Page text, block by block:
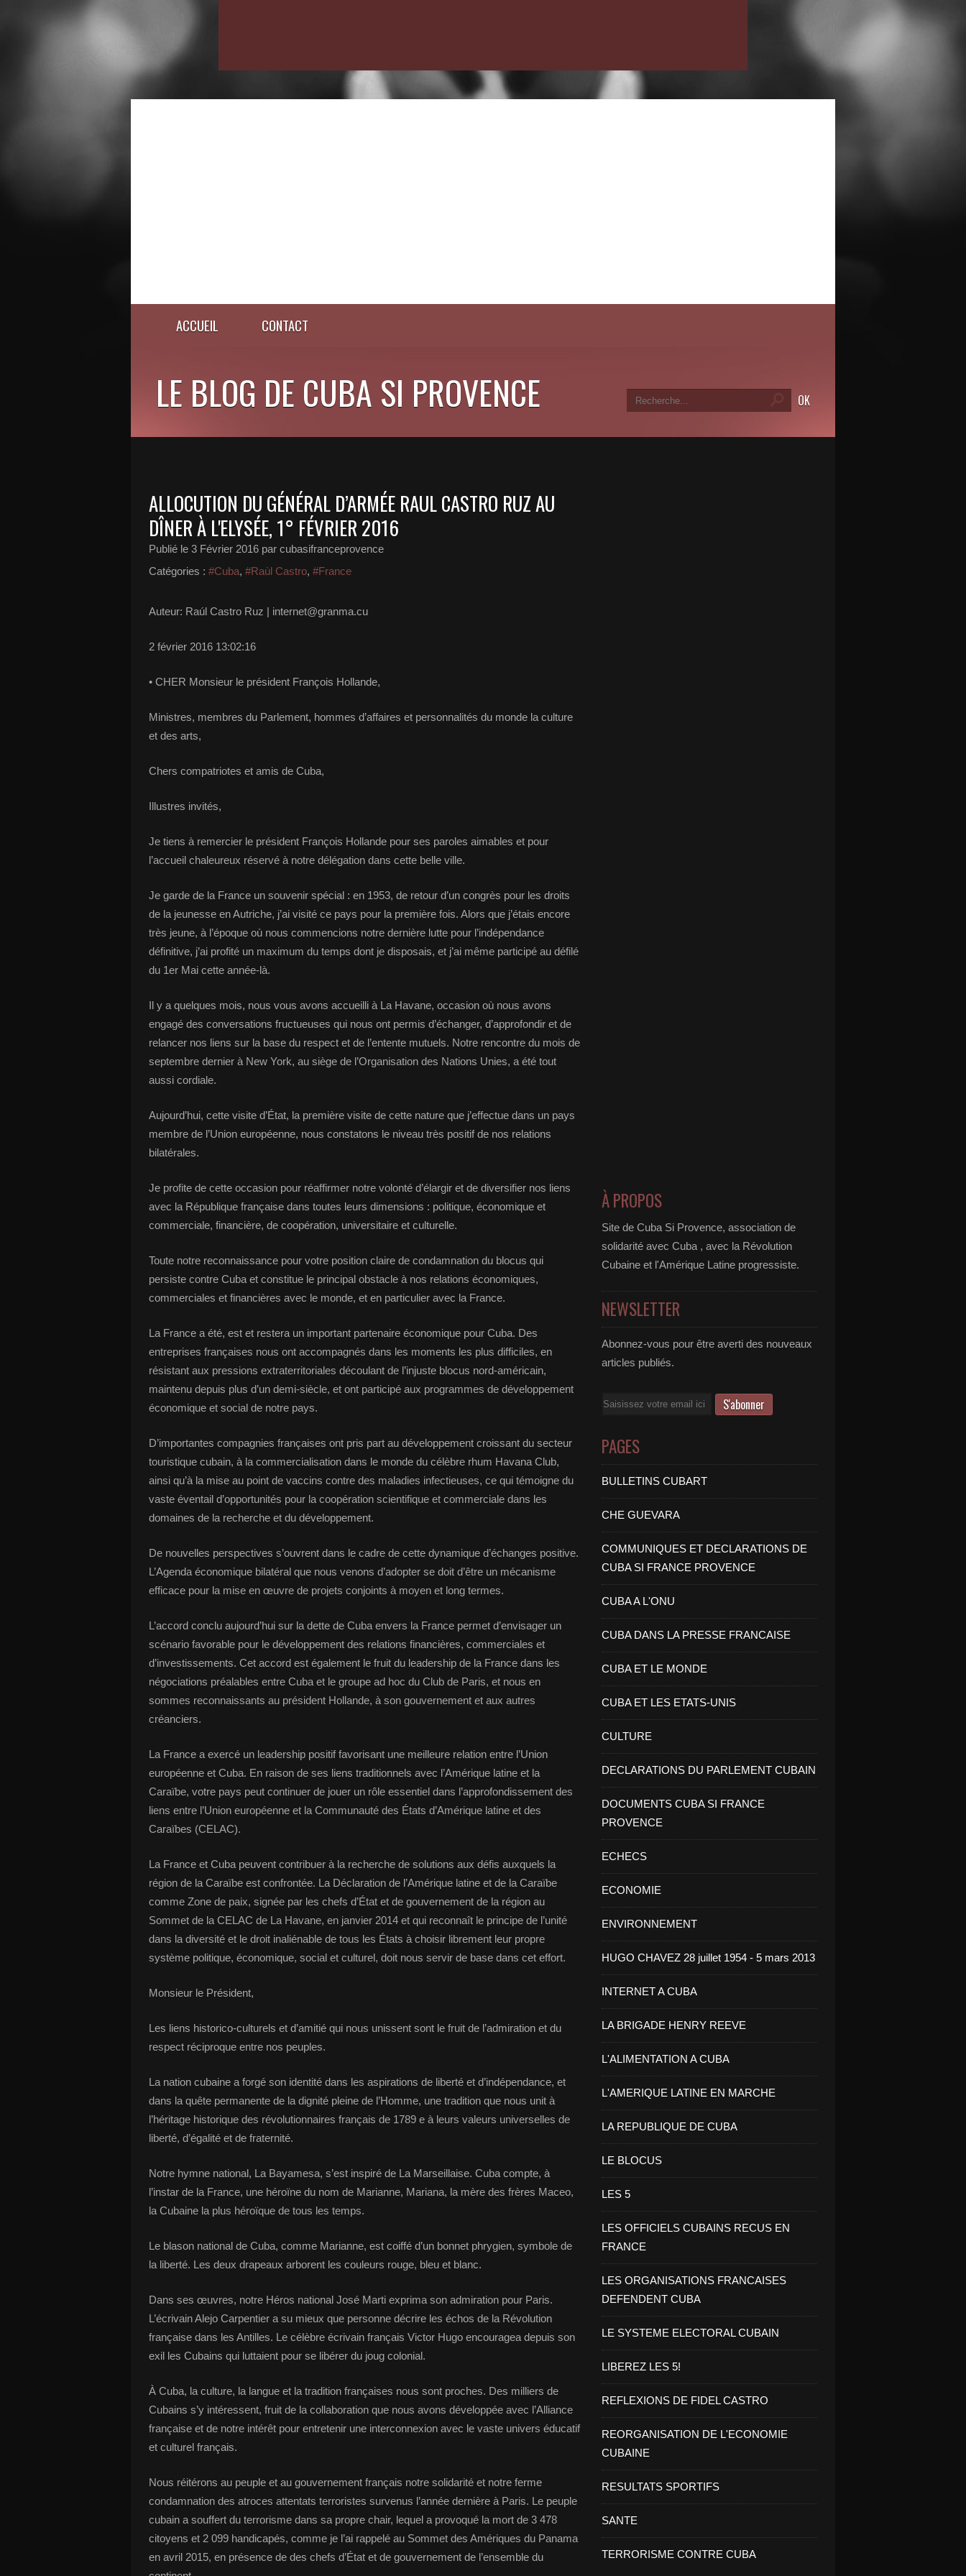
ACCUEIL CONTACT
LE BLOG DE CUBA SI PROVENCE
ALLOCUTION DU GÉNÉRAL D’ARMÉE RAUL CASTRO RUZ AU
DÎNER À L'ELYSÉE, 1° FÉVRIER 2016
Publié le 3 Février 2016 par cubasifranceprovence
Catégories : #Cuba, #Raùl Castro, #France
Auteur: Raúl Castro Ruz | internet@granma.cu
2 février 2016 13:02:16
• CHER Monsieur le président François Hollande,
Ministres, membres du Parlement, hommes d’affaires et personnalités du monde la culture
et des arts,
Chers compatriotes et amis de Cuba,
Illustres invités,
Je tiens à remercier le président François Hollande pour ses paroles aimables et pour
l’accueil chaleureux réservé à notre délégation dans cette belle ville.
Je garde de la France un souvenir spécial : en 1953, de retour d’un congrès pour les droits
de la jeunesse en Autriche, j’ai visité ce pays pour la première fois. Alors que j’étais encore
très jeune, à l’époque où nous commencions notre dernière lutte pour l’indépendance
définitive, j’ai profité un maximum du temps dont je disposais, et j’ai même participé au défilé
du 1er Mai cette année-là.
Il y a quelques mois, nous vous avons accueilli à La Havane, occasion où nous avons
engagé des conversations fructueuses qui nous ont permis d’échanger, d’approfondir et de
relancer nos liens sur la base du respect et de l’entente mutuels. Notre rencontre du mois de
septembre dernier à New York, au siège de l’Organisation des Nations Unies, a été tout
aussi cordiale.
Aujourd’hui, cette visite d’État, la première visite de cette nature que j’effectue dans un pays
membre de l’Union européenne, nous constatons le niveau très positif de nos relations
bilatérales.
Je profite de cette occasion pour réaffirmer notre volonté d’élargir et de diversifier nos liens
avec la République française dans toutes leurs dimensions : politique, économique et
commerciale, financière, de coopération, universitaire et culturelle.
Toute notre reconnaissance pour votre position claire de condamnation du blocus qui
persiste contre Cuba et constitue le principal obstacle à nos relations économiques,
commerciales et financières avec le monde, et en particulier avec la France.
La France a été, est et restera un important partenaire économique pour Cuba. Des
entreprises françaises nous ont accompagnés dans les moments les plus difficiles, en
résistant aux pressions extraterritoriales découlant de l’injuste blocus nord-américain,
maintenu depuis plus d’un demi-siècle, et ont participé aux programmes de développement
économique et social de notre pays.
D’importantes compagnies françaises ont pris part au développement croissant du secteur
touristique cubain, à la commercialisation dans le monde du célèbre rhum Havana Club,
ainsi qu’à la mise au point de vaccins contre des maladies infectieuses, ce qui témoigne du
vaste éventail d’opportunités pour la coopération scientifique et commerciale dans les
domaines de la recherche et du développement.
De nouvelles perspectives s’ouvrent dans le cadre de cette dynamique d’échanges positive.
L’Agenda économique bilatéral que nous venons d’adopter se doit d’être un mécanisme
efficace pour la mise en œuvre de projets conjoints à moyen et long termes.
L’accord conclu aujourd’hui sur la dette de Cuba envers la France permet d’envisager un
scénario favorable pour le développement des relations financières, commerciales et
d’investissements. Cet accord est également le fruit du leadership de la France dans les
négociations préalables entre Cuba et le groupe ad hoc du Club de Paris, et nous en
sommes reconnaissants au président Hollande, à son gouvernement et aux autres
créanciers.
La France a exercé un leadership positif favorisant une meilleure relation entre l’Union
européenne et Cuba. En raison de ses liens traditionnels avec l’Amérique latine et la
Caraïbe, votre pays peut continuer de jouer un rôle essentiel dans l’approfondissement des
liens entre l’Union européenne et la Communauté des États d’Amérique latine et des
Caraïbes (CELAC).
La France et Cuba peuvent contribuer à la recherche de solutions aux défis auxquels la
région de la Caraïbe est confrontée. La Déclaration de l’Amérique latine et de la Caraïbe
comme Zone de paix, signée par les chefs d’État et de gouvernement de la région au
Sommet de la CELAC de La Havane, en janvier 2014 et qui reconnaît le principe de l’unité
dans la diversité et le droit inaliénable de tous les États à choisir librement leur propre
système politique, économique, social et culturel, doit nous servir de base dans cet effort.
Monsieur le Président,
Les liens historico-culturels et d’amitié qui nous unissent sont le fruit de l’admiration et du
respect réciproque entre nos peuples.
La nation cubaine a forgé son identité dans les aspirations de liberté et d’indépendance, et
dans la quête permanente de la dignité pleine de l’Homme, une tradition que nous unit à
l’héritage historique des révolutionnaires français de 1789 e à leurs valeurs universelles de
liberté, d’égalité et de fraternité.
Notre hymne national, La Bayamesa, s’est inspiré de La Marseillaise. Cuba compte, à
l’instar de la France, une héroïne du nom de Marianne, Mariana, la mère des frères Maceo,
la Cubaine la plus héroïque de tous les temps.
Le blason national de Cuba, comme Marianne, est coiffé d’un bonnet phrygien, symbole de
la liberté. Les deux drapeaux arborent les couleurs rouge, bleu et blanc.
Dans ses œuvres, notre Héros national José Marti exprima son admiration pour Paris.
L’écrivain Alejo Carpentier a su mieux que personne décrire les échos de la Révolution
française dans les Antilles. Le célèbre écrivain français Victor Hugo encouragea depuis son
exil les Cubains qui luttaient pour se libérer du joug colonial.
À Cuba, la culture, la langue et la tradition françaises nous sont proches. Des milliers de
Cubains s’y intéressent, fruit de la collaboration que nous avons développée avec l’Alliance
française et de notre intérêt pour entretenir une interconnexion avec le vaste univers éducatif
et culturel français.
Nous réitérons au peuple et au gouvernement français notre solidarité et notre ferme
condamnation des atroces attentats terroristes survenus l’année dernière à Paris. Le peuple
cubain a souffert du terrorisme dans sa propre chair, lequel a provoqué la mort de 3 478
citoyens et 2 099 handicapés, comme je l’ai rappelé au Sommet des Amériques du Panama
en avril 2015, en présence de des chefs d’État et de gouvernement de l’ensemble du
À PROPOS
Site de Cuba Si Provence, association de
solidarité avec Cuba , avec la Révolution
Cubaine et l'Amérique Latine progressiste.
NEWSLETTER
Abonnez-vous pour être averti des nouveaux
articles publiés.
Email
PAGES
BULLETINS CUBART
CHE GUEVARA
COMMUNIQUES ET DECLARATIONS DE
CUBA SI FRANCE PROVENCE
CUBA A L'ONU
CUBA DANS LA PRESSE FRANCAISE
CUBA ET LE MONDE
CUBA ET LES ETATS-UNIS
CULTURE
DECLARATIONS DU PARLEMENT CUBAIN
DOCUMENTS CUBA SI FRANCE
PROVENCE
ECHECS
ECONOMIE
ENVIRONNEMENT
HUGO CHAVEZ 28 juillet 1954 - 5 mars 2013
INTERNET A CUBA
LA BRIGADE HENRY REEVE
L'ALIMENTATION A CUBA
L'AMERIQUE LATINE EN MARCHE
LA REPUBLIQUE DE CUBA
LE BLOCUS
LES 5
LES OFFICIELS CUBAINS RECUS EN
FRANCE
LES ORGANISATIONS FRANCAISES
DEFENDENT CUBA
LE SYSTEME ELECTORAL CUBAIN
LIBEREZ LES 5!
REFLEXIONS DE FIDEL CASTRO
REORGANISATION DE L'ECONOMIE
CUBAINE
RESULTATS SPORTIFS
SANTE
TERRORISME CONTRE CUBA